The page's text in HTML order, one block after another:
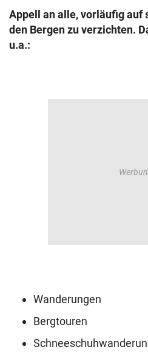
Appell an alle, vorläufig
den Bergen zu verzichten.
u.a.:
Wanderungen
Bergtouren